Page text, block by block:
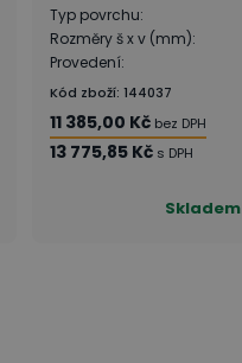
Typ povrchu:
Rozměry š x v (mm):
Provedení:
Kód zboží:144037
11 385,00 Kč bez DPH
13 775,85 Kč s DPH
Skladem